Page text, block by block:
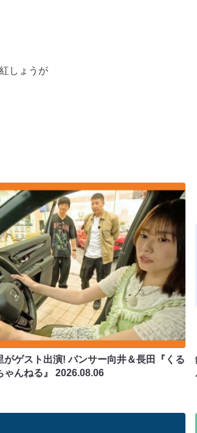
紅しょうが
がゲスト出演! パンサー向井＆長田『くる
ゃんねる』2026.08.06